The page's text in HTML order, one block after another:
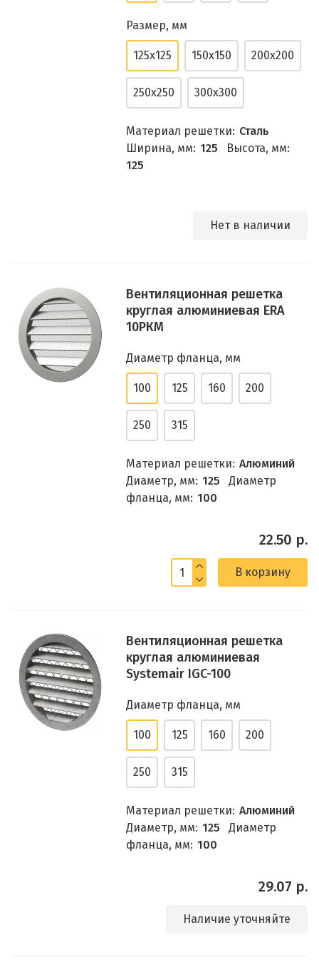
Размер, мм
125х125 150х150 200х200
250х250 300х300
Материал решетки: Сталь
Ширина, мм: 125
Высота, мм:
125
Нет в наличии
Вентиляционная решетка
круглая алюминиевая ERA
10РКМ
Диаметр фланца, мм
100 125 160 200
250 315
Материал решетки: Алюминий
Диаметр, мм: 125
Диаметр
фланца, мм: 100
22.50 р.
В корзину
Вентиляционная решетка
круглая алюминиевая
Systemair IGC-100
Диаметр фланца, мм
100 125 160 200
250 315
Материал решетки: Алюминий
Диаметр, мм: 125
Диаметр
фланца, мм: 100
29.07 р.
Наличие уточняйте